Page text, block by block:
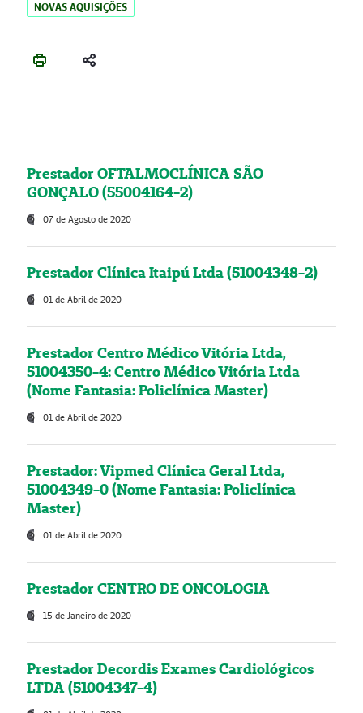
NOVAS AQUISIÇÕES
Prestador OFTALMOCLÍNICA SÃO
GONÇALO (55004164-2)
07 de Agosto de 2020
Prestador Clínica Itaipú Ltda (51004348-2)
01 de Abril de 2020
Prestador Centro Médico Vitória Ltda,
51004350-4: Centro Médico Vitória Ltda
(Nome Fantasia: Policlínica Master)
01 de Abril de 2020
Prestador: Vipmed Clínica Geral Ltda,
51004349-0 (Nome Fantasia: Policlínica
Master)
01 de Abril de 2020
Prestador CENTRO DE ONCOLOGIA
15 de Janeiro de 2020
Prestador Decordis Exames Cardiológicos
LTDA (51004347-4)